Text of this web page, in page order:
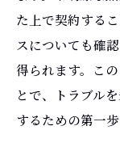
た上で契約する
スについても確
得られます。こ
とで、トラブル
するための第一